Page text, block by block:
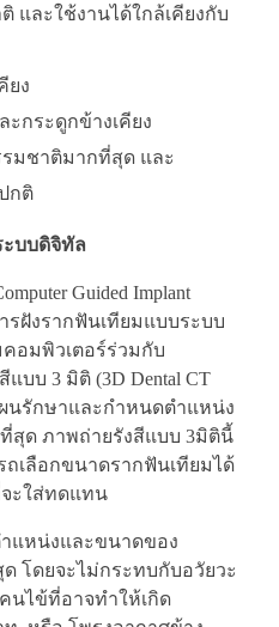
และใช้งานได้ใกล้เคียงกับ
ยง
กระดูกข้างเคียง
มชาติมากที่สุด และ
กติ
บบดิจิทัล
Guided Implant
รฝังรากฟันเทียมแบบระบบ
อมพิวเตอร์ร่วมกับ
บบ 3 มิติ (3D Dental CT
ผนรักษาและกำหนดตำแหน่ง
สุด ภาพถ่ายรังสีแบบ 3มิตินี้
เลือกขนาดรากฟันเทียมได้
ะใส่ทดแทน
แหน่งและขนาดของ
โดยจะไม่กระทบกับอวัยวะ
นไข้ที่อาจทำให้เกิด